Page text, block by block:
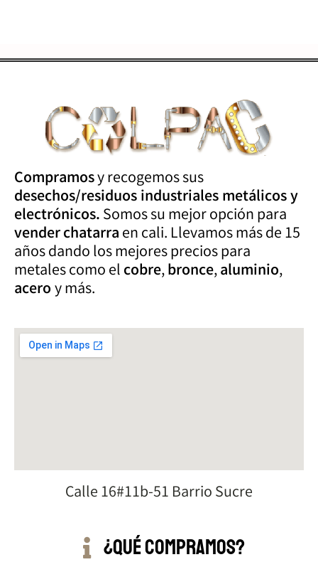
Compramosy recogemos sus
desechos/residuos industriales metálicos y
electrónicos.Somos su mejor opción para
venderchatarraen cali. Llevamos más de 15
años dando los mejores precios para
metales como elcobre,bronce,aluminio,
aceroy más.
Calle 16#11b-51 Barrio Sucre
¿Qué compramos?